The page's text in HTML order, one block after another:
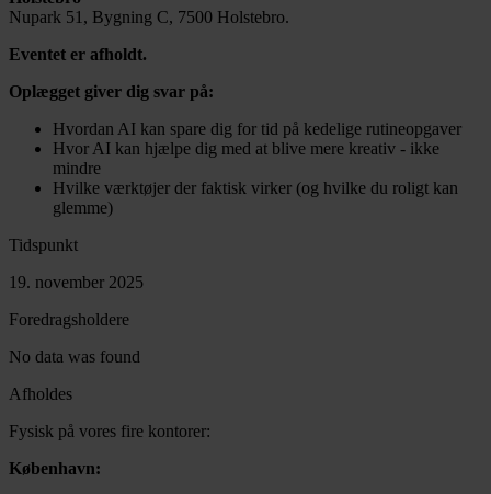
Nupark 51, Bygning C, 7500 Holstebro.
Eventet er afholdt.
Oplægget giver dig svar på:
Hvordan AI kan spare dig for tid på kedelige rutineopgaver
Hvor AI kan hjælpe dig med at blive mere kreativ - ikke
mindre
Hvilke værktøjer der faktisk virker (og hvilke du roligt kan
glemme)
Tidspunkt
19. november 2025
Foredragsholdere
No data was found
Afholdes
Fysisk på vores fire kontorer:
København: